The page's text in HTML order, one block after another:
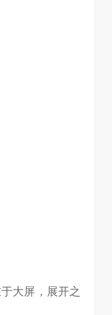
大屏，展开之